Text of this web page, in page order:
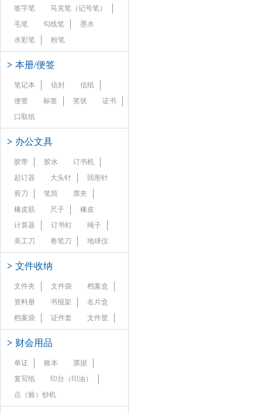
签字笔
马克笔（记号笔）
毛笔
勾线笔
墨水
水彩笔
粉笔
> 本册/便签
笔记本 信封
信纸
便签
标签 奖状
证书
口取纸
> 办公文具
胶带 胶水
订书机
起订器
大头针
回形针
剪刀
笔筒
票夹
橡皮筋
尺子
橡皮
计算器
订书钉
绳子
美工刀
卷笔刀 地球仪
> 文件收纳
文件夹 文件袋
档案盒
资料册
书报架
名片盒
档案袋
证件套 文件筐
> 财会用品
单证 账本
票据
复写纸
印台（印油）
点（验）钞机